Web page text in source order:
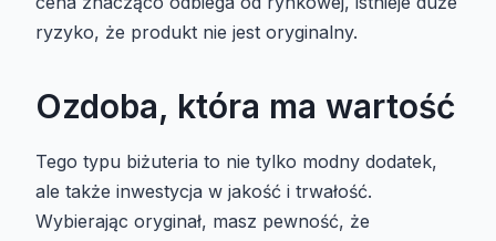
ryzyko, że produkt nie jest oryginalny.
Ozdoba, która ma wartość
Tego typu biżuteria to nie tylko modny dodatek,
ale także inwestycja w jakość i trwałość.
Wybierając oryginał, masz pewność, że